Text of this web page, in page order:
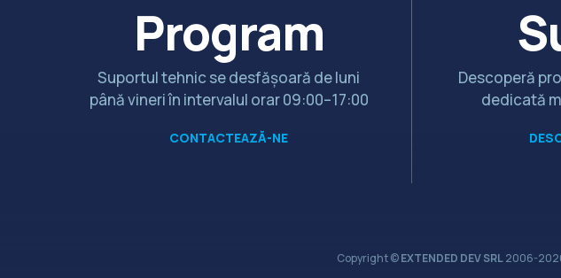
Program
Suportul tehnic se desfășoară de luni
până vineri în intervalul orar 09:00–17:00
CONTACTEAZĂ-NE
Descoperă
dedicată
Copyright ©EXTENDED DEV SRL2006-